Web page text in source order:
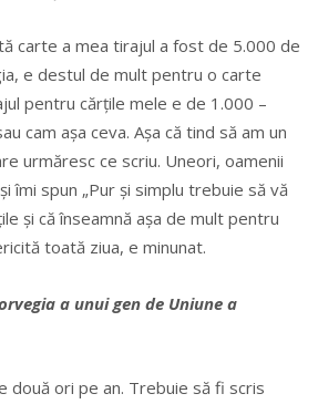
carte a mea tirajul a fost de 5.000 de
e destul de mult pentru o carte
pentru cărțile mele e de 1.000 –
cam așa ceva. Așa că tind să am un
urmăresc ce scriu. Uneori, oamenii
îmi spun „Pur și simplu trebuie să vă
și că înseamnă așa de mult pentru
toată ziua, e minunat.
a unui gen de Uniune a
două ori pe an. Trebuie să fi scris